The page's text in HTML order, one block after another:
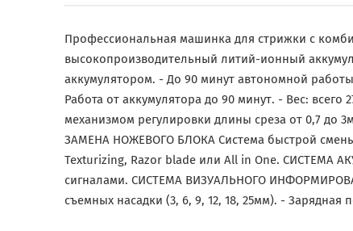
Профессиональная машинка для стрижки с
высокопроизводительный литий-ионный
аккумулятором. - До 90 минут автономной
Работа от аккумулятора до 90 минут. - Вес:
механизмом регулировки длины среза от 0,7
ЗАМЕНА НОЖЕВОГО БЛОКА Система быстрой
Texturizing, Razor blade или All in One. СИСТЕМА
сигналами. СИСТЕМА ВИЗУАЛЬНОГО
съемных насадки (3, 6, 9, 12, 18, 25мм). -